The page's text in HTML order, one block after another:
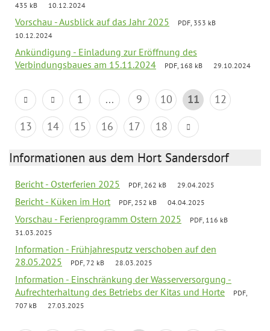
435 kB
10.12.2024
Vorschau - Ausblick auf das Jahr 2025
PDF, 353 kB
10.12.2024
Ankündigung - Einladung zur Eröffnung des
Verbindungsbaues am 15.11.2024
PDF, 168 kB 29.10.2024
1 ... 9 10 11
12
13
14 15 16 17 18
Informationen aus dem Hort Sandersdorf
Bericht - Osterferien 2025 PDF, 262 kB 29.04.2025
Bericht - Küken im Hort PDF, 252 kB 04.04.2025
Vorschau - Ferienprogramm Ostern 2025
PDF, 116 kB
31.03.2025
Information - Frühjahresputz verschoben auf den
28.05.2025
PDF, 72 kB 28.03.2025
Information - Einschränkung der Wasserversorgung -
Aufrechterhaltung des Betriebs der Kitas und Horte
PDF,
707 kB
27.03.2025